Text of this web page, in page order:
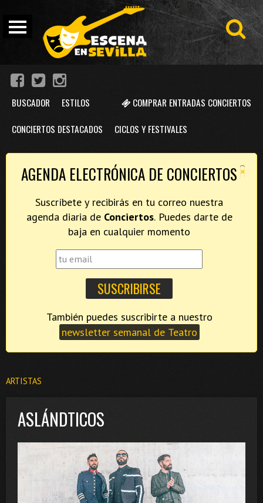
COMPRAR ENTRADAS CONCIERTOS
BUSCADOR ESTILOS
CONCIERTOS DESTACADOS CICLOS Y FESTIVALES
×
AGENDA ELECTRÓNICA DE CONCIERTOS
Suscríbete y recibirás en tu correo nuestra
agenda diaria de Conciertos. Puedes darte de
baja en cualquier momento
newsletter semanal de Teatro
ARTISTAS
ASLÁNDTICOS